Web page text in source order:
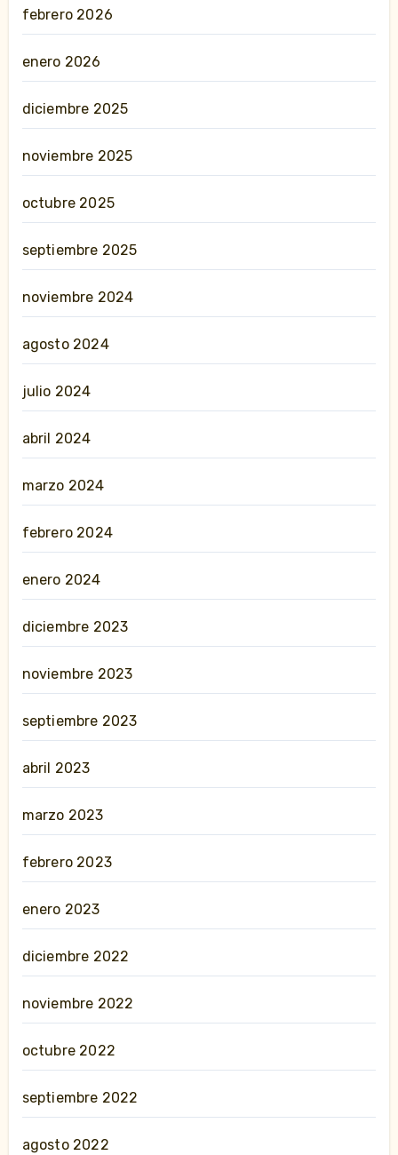
febrero 2026
enero 2026
diciembre 2025
noviembre 2025
octubre 2025
septiembre 2025
noviembre 2024
agosto 2024
julio 2024
abril 2024
marzo 2024
febrero 2024
enero 2024
diciembre 2023
noviembre 2023
septiembre 2023
abril 2023
marzo 2023
febrero 2023
enero 2023
diciembre 2022
noviembre 2022
octubre 2022
septiembre 2022
agosto 2022